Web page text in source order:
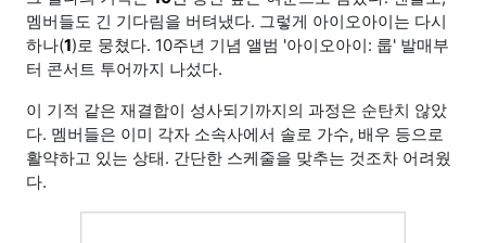
멤버들도 긴 기다림을 버텨냈다. 그렇게 아이오아이는 다시
하나(1)로 뭉쳤다. 10주년 기념 앨범 '아이오아이: 룹' 발매부
터 콘서트 투어까지 나섰다.
이 기적 같은 재결합이 성사되기까지의 과정은 순탄치 않았
다. 멤버들은 이미 각자 소속사에서 솔로 가수, 배우 등으로
활약하고 있는 상태. 간단한 스케줄을 맞추는 것조차 어려웠
다.